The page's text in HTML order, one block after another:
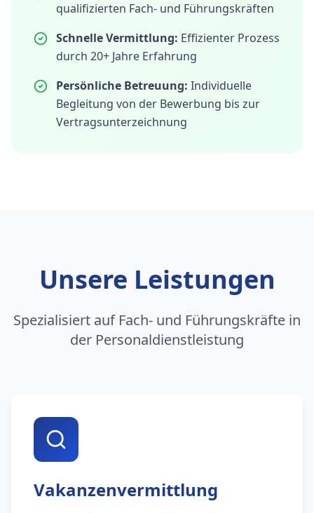
qualifizierten Fach- und Führungskräften
Schnelle Vermittlung: Effizienter Prozess
durch 20+ Jahre Erfahrung
Persönliche Betreuung: Individuelle
Begleitung von der Bewerbung bis zur
Vertragsunterzeichnung
Unsere Leistungen
Spezialisiert auf Fach- und Führungskräfte in
der Personaldienstleistung
Vakanzenvermittlung